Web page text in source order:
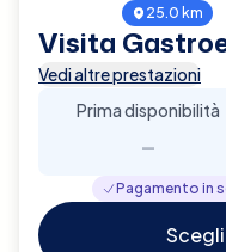
25.0 km
Visita
Vedi altre prestazioni
Prima disponibilità
-
Pagamento in